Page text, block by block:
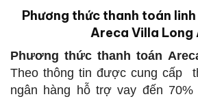
Phương thức thanh toán
Areca Villa Long
Phương thức thanh toán
Theo thông tin được cung cấp
ngân hàng hỗ trợ vay đến 70%